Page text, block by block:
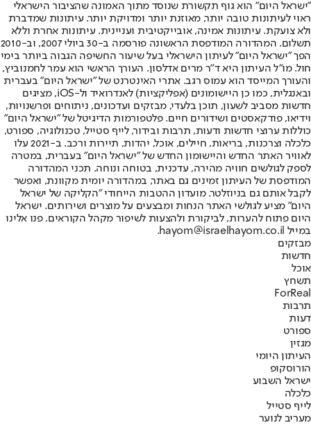
"ישראל היום" הוא גוף תקשורת שנוסד מתוך האמונה שהציבור הישראלי
ראוי לעיתונות טובה יותר, מאוזנת יותר ומדויקת יותר. עיתונות שמדברת
ולא צועקת. עיתונות אמינה, אובייקטיבית ועניינית. עיתונות אחרת וללא
תשלום. המהדורה המודפסת הראשונה פורסמה ב-30 ביולי 2007, וב-2010
הפך "ישראל היום" לעיתון הישראלי בעל שיעור החשיפה הגבוה ביותר בימי
חול. מו"ל העיתון היא ד"ר מרים אדלסון. העורך הראשי הוא עמר לחמנוביץ,
והעורך המייסד הוא עמוס רגב. אתרי האינטרנט של "ישראל היום" בעברית
ובאנגלית, כמו כן היישומונים (אפליקציות) לאנדרואיד ול-iOS, מציגים
חדשות מסביב לשעון, תוכן בלעדי, מבזקים ועדכונים, ניתוחים ופרשנויות,
וידיאו, פודקאסטים ושידורים חיים. פלטפורמות הדיגיטל של "ישראל היום"
כוללות ערוצי חדשות ודעות, תרבות ובידור, לייף סטייל, טכנולוגיה, ספורט,
כלכלה וצרכנות, בריאות, חיילים, אוכל, יהדות, תיירות ורכב. ב-2021 עלו
לאוויר האתר החדש והיישומון החדש של "ישראל היום" בעברית, במטרה
לספק לגולשים חוויה מהירה, עדכנית, בטוחה ונוחה. תכני המהדורה
המודפסת של העיתון זמינים גם באתר, במהדורה יומית מקוונת, ואפשר
לקבל אותם גם בניוזלטר. מועדון ההטבות הייחודי "הקליקה של ישראל
היום" מציע לגולשי האתר הנחות ומבצעים על מוצרים ושירותים. ישראל
היום פתוח להערות, לביקורת ולהצעות לשיפור מקהל הקוראים. פנו אלינו
במייל hayom@israelhayom.co.il.
מבזקים
חדשות
אוכל
תשחץ
ForReal
תרבות
דעות
ספורט
מגזין
העיתון היומי
הורוסקופ
ישראל השבוע
כלכלה
לייף סטייל
מעריב לנוער